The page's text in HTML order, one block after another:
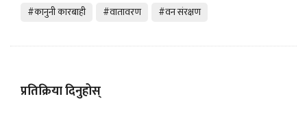
#कानुनी कारबाही
#वातावरण #वन संरक्षण
प्रतिक्रिया दिनुहोस्